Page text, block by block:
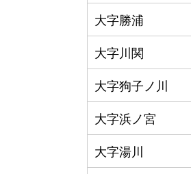
大字勝浦
大字川関
大字狗子ノ川
大字浜ノ宮
大字湯川